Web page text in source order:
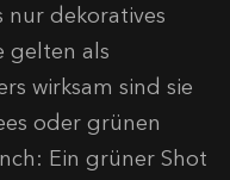
nur dekoratives
gelten als
wirksam sind sie
oder grünen
Ein grüner Shot